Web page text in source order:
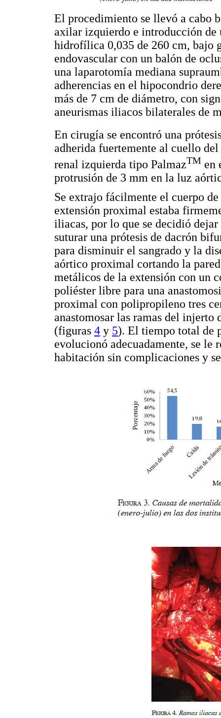
El procedimiento se llevó a cabo
axilar izquierdo e introducción
hidrofílica 0,035 de 260 cm, bajo
endovascular con un balón de
una laparotomía mediana
adherencias en el hipocondrio
más de 7 cm de diámetro, con
aneurismas iliacos bilaterales de
En cirugía se encontró una
adherida fuertemente al cuello
renal izquierda tipo PalmazTM en
protrusión de 3 mm en la luz
Se extrajo fácilmente el cuerpo
extensión proximal estaba
iliacas, por lo que se decidió
suturar una prótesis de dacrón
para disminuir el sangrado y la
aórtico proximal cortando la
metálicos de la extensión con un
poliéster libre para una
proximal con polipropileno tres
anastomosar las ramas del injerto
(figuras 4 y 5). El tiempo total de
evolucionó adecuadamente, se le
habitación sin complicaciones y